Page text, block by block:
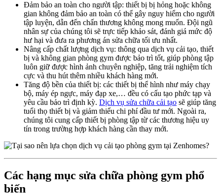
Đảm bảo an toàn cho người tập: thiết bị bị hỏng hoặc không
gian không đảm bảo an toàn có thể gây nguy hiểm cho người
tập luyện, dẫn đến chấn thương không mong muốn. Đội ngũ
nhân sự của chúng tôi sẽ trực tiếp khảo sát, đánh giá mức độ
hư hại và đưa ra phương án sửa chữa tối ưu nhất.
Nâng cấp chất lượng dịch vụ: thông qua dịch vụ cải tạo, thiết
bị và không gian phòng gym được bảo trì tốt, giúp phòng tập
luôn giữ được hình ảnh chuyên nghiệp, tăng trải nghiệm tích
cực và thu hút thêm nhiều khách hàng mới.
Tăng độ bền của thiết bị: các thiết bị thể hình như máy chạy
bộ, máy ép ngực, máy đạp xe,… đều có cấu tạo phức tạp và
yêu cầu bảo trì định kỳ. Dịch vụ sửa chữa cải tạo sẽ giúp tăng
tuổi thọ thiết bị và giảm thiểu chi phí đầu tư mới. Ngoài ra,
chúng tôi cung cấp thiết bị phòng tập từ các thương hiệu uy
tín trong trường hợp khách hàng cần thay mới.
Các hạng mục sửa chữa phòng gym phổ
biến